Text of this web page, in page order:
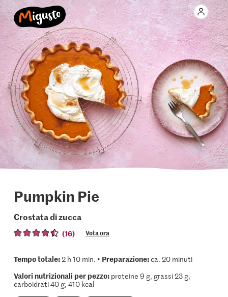
Pumpkin Pie
Crostata di zucca
(16) Vota ora
Tempo totale:2 h 10 min. • Preparazione:ca. 20 minuti
Valori nutrizionali per pezzo:proteine 9 g, grassi 23 g,
carboidrati 40 g, 410 kcal